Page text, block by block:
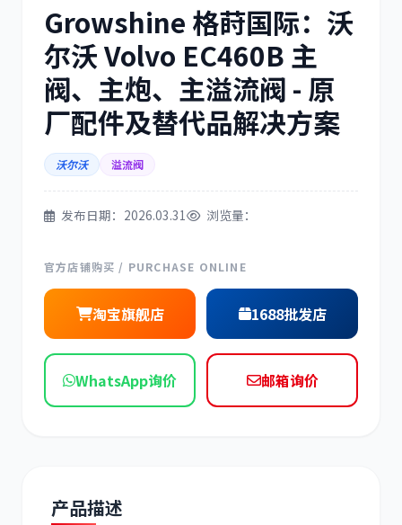
洋马 住友
神钢
现代 帕金斯
Growshine 格莳国际：沃
尔沃 Volvo EC460B 主
阀、主炮、主溢流阀 - 原
厂配件及替代品解决方案
沃尔沃 溢流阀
发布日期：2026.03.31 浏览量：
官方店铺购买 / PURCHASE ONLINE
淘宝旗舰店 1688批发店
WhatsApp询价 邮箱询价
产品描述